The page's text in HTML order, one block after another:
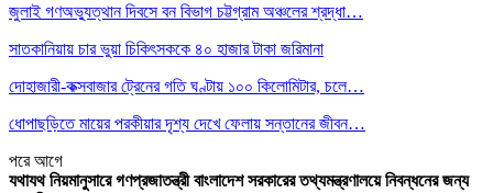
জুলাই গণঅভ্যুত্থান দিবসে বন বিভাগ চট্টগ্রাম অঞ্চলের শ্রদ্ধা…
সাতকানিয়ায় চার ভুয়া চিকিৎসককে ৪০ হাজার টাকা জরিমানা
দোহাজারী-কক্সবাজার ট্রেনের গতি ঘণ্টায় ১০০ কিলোমিটার, চলে…
ধোপাছড়িতে মায়ের পরকীয়ার দৃশ্য দেখে ফেলায় সন্তানের জীবন…
পরেআগে
যথাযথ নিয়মানুসারে গণপ্রজাতন্ত্রী বাংলাদেশ সরকারের তথ্যমন্ত্রণালয়ে নিবন্ধনের জন্য